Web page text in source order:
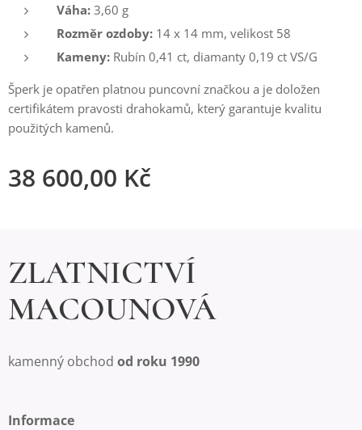
Váha: 3,60 g
Rozměr ozdoby: 14 x 14 mm, velikost 58
Kameny: Rubín 0,41 ct, diamanty 0,19 ct VS/G
Šperk je opatřen platnou puncovní značkou a je doložen
certifikátem pravosti drahokamů, který garantuje kvalitu
použitých kamenů.
38 600,00 Kč
ZLATNICTVÍ
MACOUNOVÁ
kamenný obchod od roku 1990
Informace